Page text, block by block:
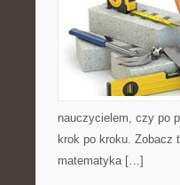
nauczycielem, czy po
krok po kroku. Zobacz
matematyka […]